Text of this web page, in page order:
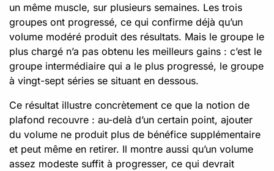
un même muscle, sur plusieurs semaines. Les trois
groupes ont progressé, ce qui confirme déjà qu’un
volume modéré produit des résultats. Mais le groupe le
plus chargé n’a pas obtenu les meilleurs gains : c’est le
groupe intermédiaire qui a le plus progressé, le groupe
à vingt-sept séries se situant en dessous.
Ce résultat illustre concrètement ce que la notion de
plafond recouvre : au-delà d’un certain point, ajouter
du volume ne produit plus de bénéfice supplémentaire
et peut même en retirer. Il montre aussi qu’un volume
assez modeste suffit à progresser, ce qui devrait